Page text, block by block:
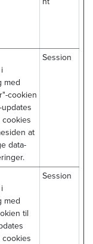
med
cookien
cookies
at
data-
Session
med
til
cookies
Session